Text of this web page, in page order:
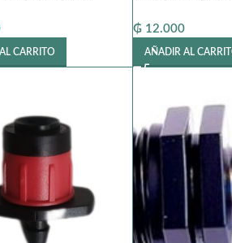
CARRITO
₲12.000
AÑADIR AL